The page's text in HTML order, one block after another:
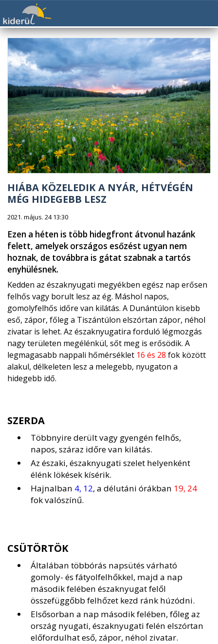
HIÁBA KÖZELEDIK A NYÁR, HÉTVÉGÉN
MÉG HIDEGEBB LESZ
2021. május. 24 13:30
Ezen a héten is több hidegfront átvonul hazánk
felett, amelyek országos esőzést ugyan nem
hoznak, de továbbra is gátat szabnak a tartós
enyhülésnek.
Kedden az északnyugati megyékben egész nap erősen
felhős vagy borult lesz az ég. Máshol napos,
gomolyfelhős időre van kilátás. A Dunántúlon kisebb
eső, zápor, főleg a Tiszántúlon elszórtan zápor, néhol
zivatar is lehet. Az északnyugatira forduló légmozgás
nagy területen megélénkül, sőt meg is erősödik. A
legmagasabb nappali hőmérséklet 16 és 28 fok között
alakul, délkeleten lesz a melegebb, nyugaton a
hidegebb idő.
SZERDA
Többnyire derült vagy gyengén felhős,
napos, száraz időre van kilátás.
Az északi, északnyugati szelet helyenként
élénk lökések kísérik.
Hajnalban 4, 12, a délutáni órákban 19, 24
fok valószínű.
CSÜTÖRTÖK
Általában többórás napsütés várható
gomoly- és fátyolfelhőkkel, majd a nap
második felében északnyugat felől
összefüggőbb felhőzet kezd ránk húzódni.
Elsősorban a nap második felében, főleg az
ország nyugati, északnyugati felén elszórtan
előfordulhat eső, zápor, néhol zivatar.